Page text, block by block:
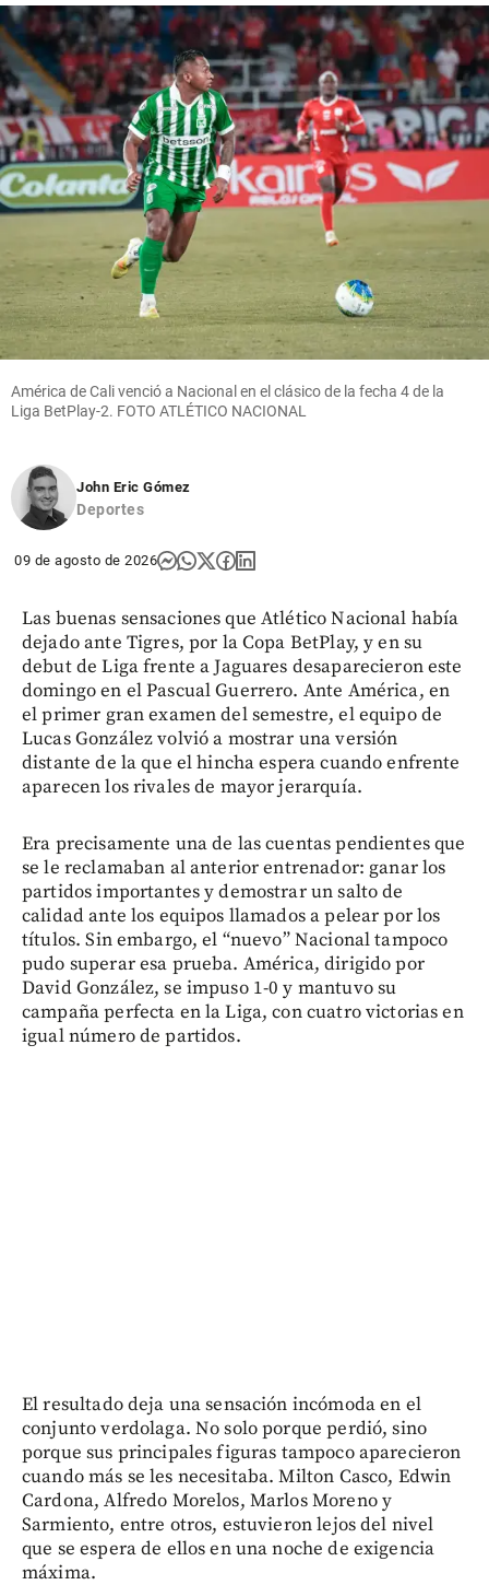
América de Cali venció a Nacional en el clásico de la fecha 4 de la
Liga BetPlay-2. FOTO ATLÉTICO NACIONAL
John Eric Gómez
Deportes
09 de agosto de 2026
Las buenas sensaciones que Atlético Nacional había
dejado ante Tigres, por la Copa BetPlay, y en su
debut de Liga frente a Jaguares desaparecieron este
domingo en el Pascual Guerrero. Ante América, en
el primer gran examen del semestre, el equipo de
Lucas González volvió a mostrar una versión
distante de la que el hincha espera cuando enfrente
aparecen los rivales de mayor jerarquía.
Era precisamente una de las cuentas pendientes que
se le reclamaban al anterior entrenador: ganar los
partidos importantes y demostrar un salto de
calidad ante los equipos llamados a pelear por los
títulos. Sin embargo, el “nuevo” Nacional tampoco
pudo superar esa prueba. América, dirigido por
David González, se impuso 1-0 y mantuvo su
campaña perfecta en la Liga, con cuatro victorias en
igual número de partidos.
El resultado deja una sensación incómoda en el
conjunto verdolaga. No solo porque perdió, sino
porque sus principales figuras tampoco aparecieron
cuando más se les necesitaba. Milton Casco, Edwin
Cardona, Alfredo Morelos, Marlos Moreno y
Sarmiento, entre otros, estuvieron lejos del nivel
que se espera de ellos en una noche de exigencia
máxima.